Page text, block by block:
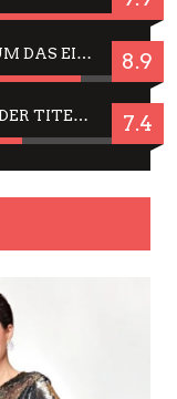
CÉSAR FÜR JIM CARREY? WARUM DAS EINER DER NERVIGSTEN ACTORS IST UND BLEIBT 8.9
JING JING: IN-THAI RÄUMT WIEDER TITEL AB – EIN ZWEI-STUNDEN-ERLEBNISBERICHT 7.4